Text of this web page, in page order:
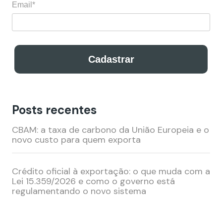
Email*
Cadastrar
Cadastre-se para receber nossos conteúdos
exclusivos por e-mail!
Email*
Posts recentes
CBAM: a taxa de carbono da União Europeia e o
novo custo para quem exporta
Crédito oficial à exportação: o que muda com a
Lei 15.359/2026 e como o governo está
regulamentando o novo sistema